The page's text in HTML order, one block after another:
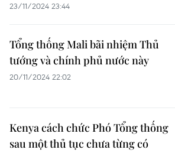
23/11/2024 23:44
Tổng thống Mali bãi nhiệm Thủ
tướng và chính phủ nước này
20/11/2024 22:02
Kenya cách chức Phó Tổng thống
sau một thủ tục chưa từng có